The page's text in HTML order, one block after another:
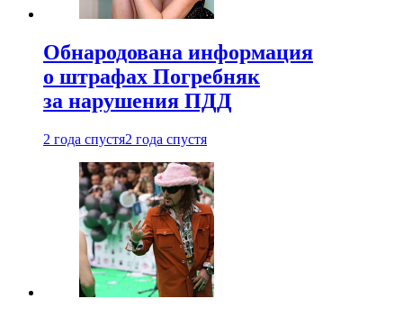
Обнародована информация
о штрафах Погребняк
за нарушения ПДД
2 года спустя2 года спустя